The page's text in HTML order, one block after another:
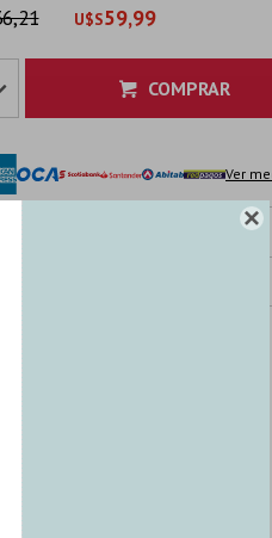

U$S59,99
COMPRAR
Ver